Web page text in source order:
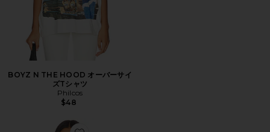
BOYZ N THE HOOD オーバーサイ
ズTシャツ
Philcos
$48